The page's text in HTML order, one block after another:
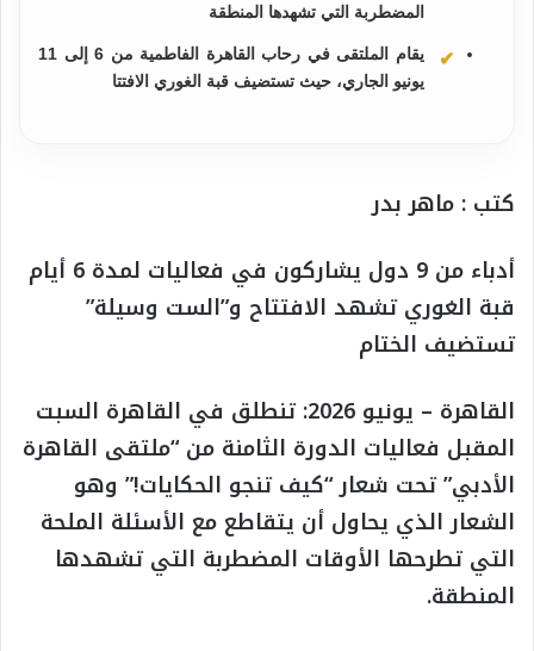
المضطربة التي تشهدها المنطقة
يقام الملتقى في رحاب القاهرة الفاطمية من 6 إلى 11
يونيو الجاري، حيث تستضيف قبة الغوري الافتتا
كتب : ماهر بدر
أدباء من 9 دول يشاركون في فعاليات لمدة 6 أيام
قبة الغوري تشهد الافتتاح و”الست وسيلة”
تستضيف الختام
القاهرة – يونيو 2026: تنطلق في القاهرة السبت
المقبل فعاليات الدورة الثامنة من “ملتقى القاهرة
الأدبي” تحت شعار “كيف تنجو الحكايات!” وهو
الشعار الذي يحاول أن يتقاطع مع الأسئلة الملحة
التي تطرحها الأوقات المضطربة التي تشهدها
المنطقة.